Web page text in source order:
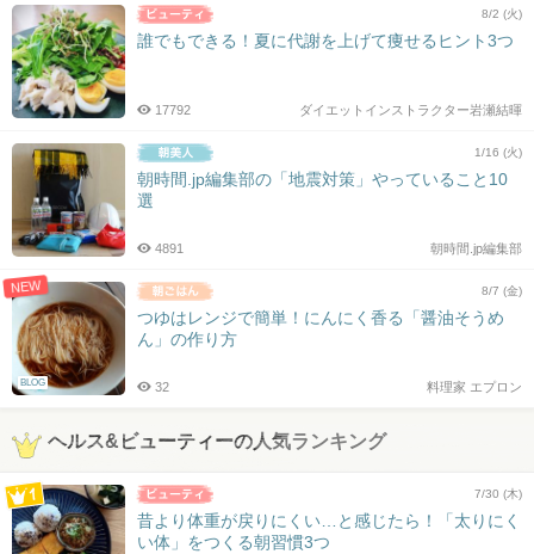
8/2 (火)
誰でもできる！夏に代謝を上げて痩せるヒント3つ
ダイエットインストラクター岩瀬結暉
17792
1/16 (火)
朝時間.jp編集部の「地震対策」やっていること10
選
朝時間.jp編集部
4891
NEW
BLOG
8/7 (金)
つゆはレンジで簡単！にんにく香る「醤油そうめ
ん」の作り方
料理家 エプロン
32
ヘルス&ビューティーの人気ランキング
7/30 (木)
昔より体重が戻りにくい…と感じたら！「太りにく
い体」をつくる朝習慣3つ